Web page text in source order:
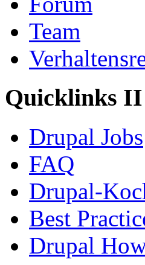
Team
Quicklinks II
Drupal Jobs
FAQ
Drupal-
Best
Drupal